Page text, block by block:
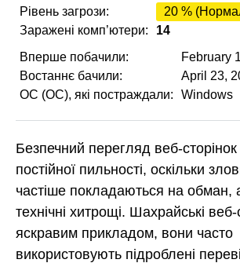
Рівень загрози:
20 %
Заражені комп’ютери:
14
Вперше побачили:
February
Востаннє бачили:
April 23,
ОС (ОС), які постраждали:
Windows
Безпечний перегляд веб-
постійної пильності, оскільки
частіше покладаються на обман,
технічні хитрощі. Шахрайські
яскравим прикладом, вони часто
використовують підроблені